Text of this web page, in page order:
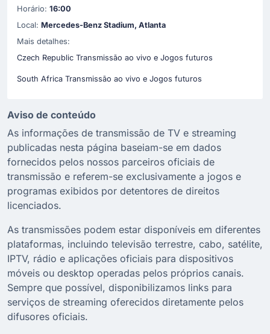
Horário: 16:00
Local: Mercedes-Benz Stadium, Atlanta
Mais detalhes:
Czech Republic Transmissão ao vivo e Jogos futuros
South Africa Transmissão ao vivo e Jogos futuros
Aviso de conteúdo
As informações de transmissão de TV e streaming
publicadas nesta página baseiam-se em dados
fornecidos pelos nossos parceiros oficiais de
transmissão e referem-se exclusivamente a jogos e
programas exibidos por detentores de direitos
licenciados.
As transmissões podem estar disponíveis em diferentes
plataformas, incluindo televisão terrestre, cabo, satélite,
IPTV, rádio e aplicações oficiais para dispositivos
móveis ou desktop operadas pelos próprios canais.
Sempre que possível, disponibilizamos links para
serviços de streaming oferecidos diretamente pelos
difusores oficiais.